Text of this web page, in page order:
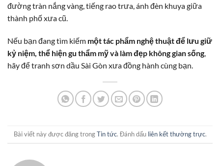
đường tràn nắng vàng, tiếng rao trưa, ánh đèn khuya giữa
thành phố xưa cũ.
Nếu bạn đang tìm kiếm một tác phẩm nghệ thuật để lưu giữ
kỷ niệm, thể hiện gu thẩm mỹ và làm đẹp không gian sống
hãy để tranh sơn dầu Sài Gòn xưa đồng hành cùng bạn.
Bài viết này được đăng trongTin tức. Đánh dấu liên kết thường trực.